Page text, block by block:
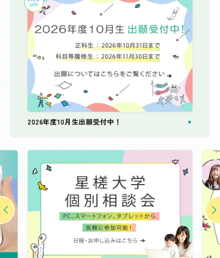
2026年度10月生出願受付中！